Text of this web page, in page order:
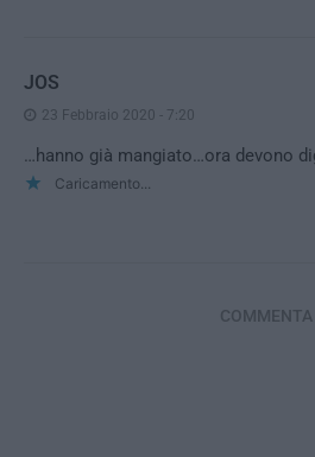
JOS
23 Febbraio 2020 - 7:20
…hanno già mangiato…ora devono
Caricamento...
COMMENTA